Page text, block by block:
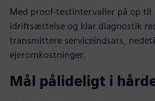
Med proof-testintervaller på op til
idriftsættelse og klar diagnostik
transmittere serviceindsats,
ejeromkostninger.
Mål pålideligt i